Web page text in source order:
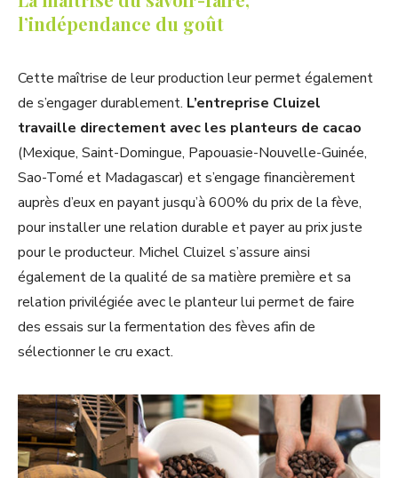
l’indépendance du goût
Cette maîtrise de leur production leur permet également
de s’engager durablement. L’entreprise Cluizel
travaille directement avec les planteurs de cacao
(Mexique, Saint-Domingue, Papouasie-Nouvelle-Guinée,
Sao-Tomé et Madagascar) et s’engage financièrement
auprès d’eux en payant jusqu’à 600% du prix de la fève,
pour installer une relation durable et payer au prix juste
pour le producteur. Michel Cluizel s’assure ainsi
également de la qualité de sa matière première et sa
relation privilégiée avec le planteur lui permet de faire
des essais sur la fermentation des fèves afin de
sélectionner le cru exact.